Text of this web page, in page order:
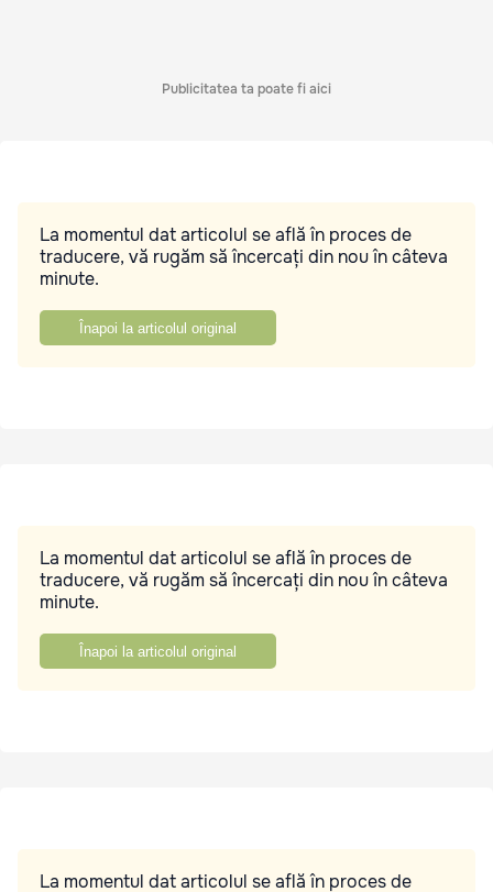
Publicitatea ta poate fi aici
La momentul dat articolul se află în proces de
traducere, vă rugăm să încercați din nou în câteva
minute.
Înapoi la articolul original
La momentul dat articolul se află în proces de
traducere, vă rugăm să încercați din nou în câteva
minute.
Înapoi la articolul original
La momentul dat articolul se află în proces de